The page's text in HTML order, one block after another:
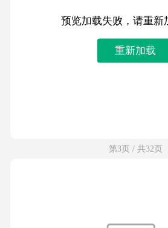
预览加载失败，请重新
重新加载
第3页 / 共32页